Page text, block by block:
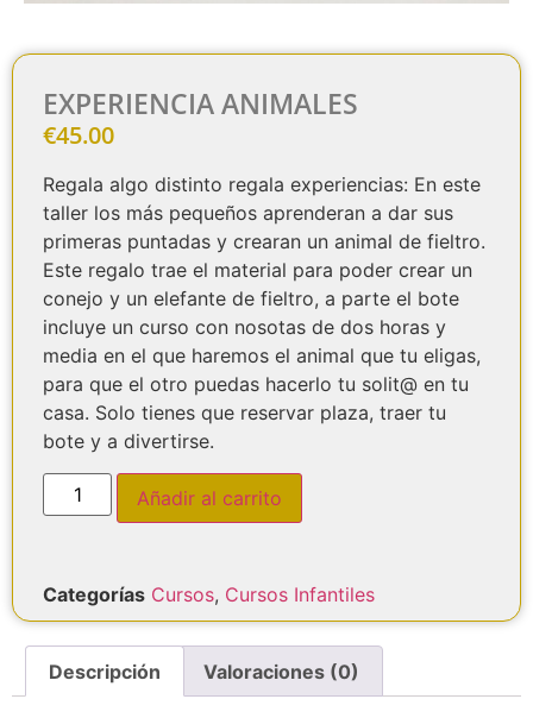
EXPERIENCIA ANIMALES
€45.00
Regala algo distinto regala experiencias: En este
taller los más pequeños aprenderan a dar sus
primeras puntadas y crearan un animal de fieltro.
Este regalo trae el material para poder crear un
conejo y un elefante de fieltro, a parte el bote
incluye un curso con nosotas de dos horas y
media en el que haremos el animal que tu eligas,
para que el otro puedas hacerlo tu solit@ en tu
casa. Solo tienes que reservar plaza, traer tu
bote y a divertirse.
Añadir al carrito
Categorías Cursos, Cursos Infantiles
Descripción Valoraciones (0)